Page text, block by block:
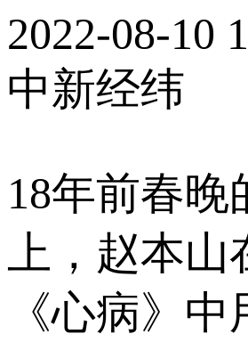
2022-08-10
中新经纬
18年前春晚
上，赵本山
《心病》